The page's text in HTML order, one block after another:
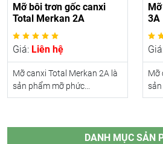
Mỡ bôi trơn gốc canxi
Total Merkan 2A
Giá: Liên hệ
Mỡ canxi Total Merkan 2A là
sản phẩm mỡ phức...
3A
Mỡ
sản
DANH MỤC SẢN